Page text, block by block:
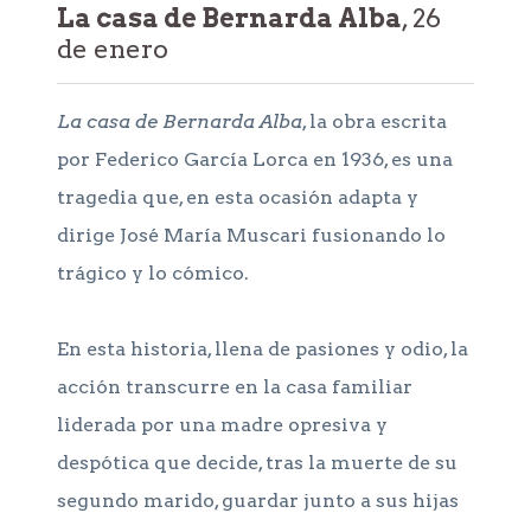
La casa de Bernarda Alba, 26
de enero
La casa de Bernarda Alba, la obra escrita
por Federico García Lorca en 1936, es una
tragedia que, en esta ocasión adapta y
dirige José María Muscari fusionando lo
trágico y lo cómico.
En esta historia, llena de pasiones y odio, la
acción transcurre en la casa familiar
liderada por una madre opresiva y
despótica que decide, tras la muerte de su
segundo marido, guardar junto a sus hijas